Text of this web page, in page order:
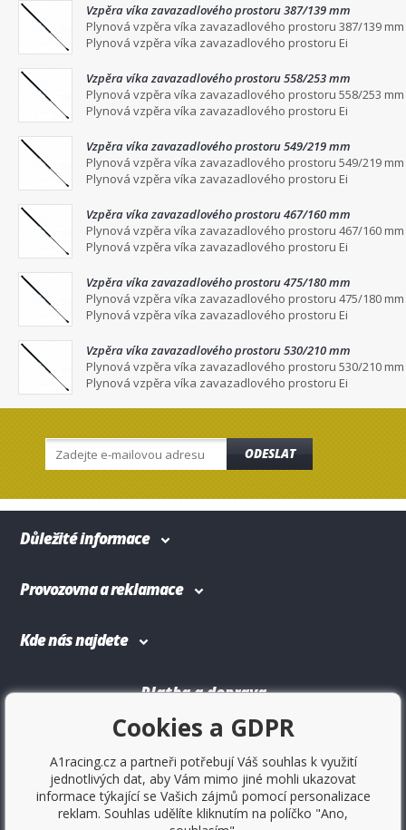
Vzpěra víka zavazadlového prostoru 387/139 mm
Plynová vzpěra víka zavazadlového prostoru 387/139 mm
Plynová vzpěra víka zavazadlového prostoru Ei
Vzpěra víka zavazadlového prostoru 558/253 mm
Plynová vzpěra víka zavazadlového prostoru 558/253 mm
Plynová vzpěra víka zavazadlového prostoru Ei
Vzpěra víka zavazadlového prostoru 549/219 mm
Plynová vzpěra víka zavazadlového prostoru 549/219 mm
Plynová vzpěra víka zavazadlového prostoru Ei
Vzpěra víka zavazadlového prostoru 467/160 mm
Plynová vzpěra víka zavazadlového prostoru 467/160 mm
Plynová vzpěra víka zavazadlového prostoru Ei
Vzpěra víka zavazadlového prostoru 475/180 mm
Plynová vzpěra víka zavazadlového prostoru 475/180 mm
Plynová vzpěra víka zavazadlového prostoru Ei
Vzpěra víka zavazadlového prostoru 530/210 mm
Plynová vzpěra víka zavazadlového prostoru 530/210 mm
Plynová vzpěra víka zavazadlového prostoru Ei
ODESLAT
Důležité informace
Provozovna a reklamace
Kde nás najdete
Platba a doprava
Cookies a GDPR
A1racing.cz a partneři potřebují Váš souhlas k využití
jednotlivých dat, aby Vám mimo jiné mohli ukazovat
informace týkající se Vašich zájmů pomocí personalizace
reklam. Souhlas udělíte kliknutím na políčko "Ano,